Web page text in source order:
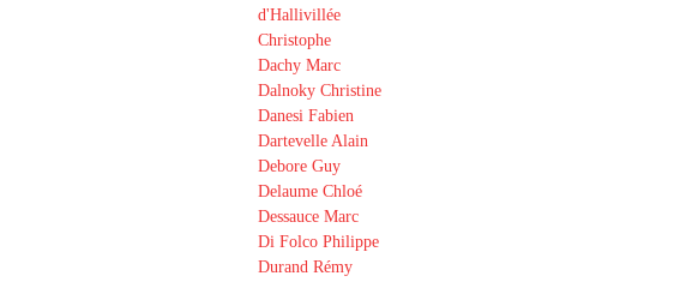
d'Hallivillée
Christophe
Dachy Marc
Dalnoky Christine
Danesi Fabien
Dartevelle Alain
Debore Guy
Delaume Chloé
Dessauce Marc
Di Folco Philippe
Durand Rémy